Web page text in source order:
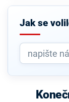
Jak se